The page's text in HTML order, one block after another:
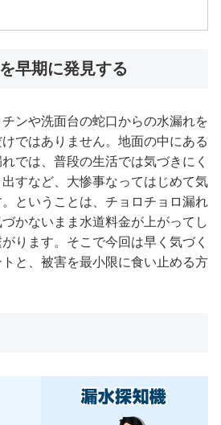
早期に発見する
ンや洗面台の蛇口からの水漏れを
ではありません。地面の中にある
では、普段の生活では気づきにく
すなど、大惨事なってはじめて気
ということは、チョロチョロ漏れ
かないまま水道料金が上がってし
ります。そこで今回は早く気づく
と、被害を最小限に食い止める方